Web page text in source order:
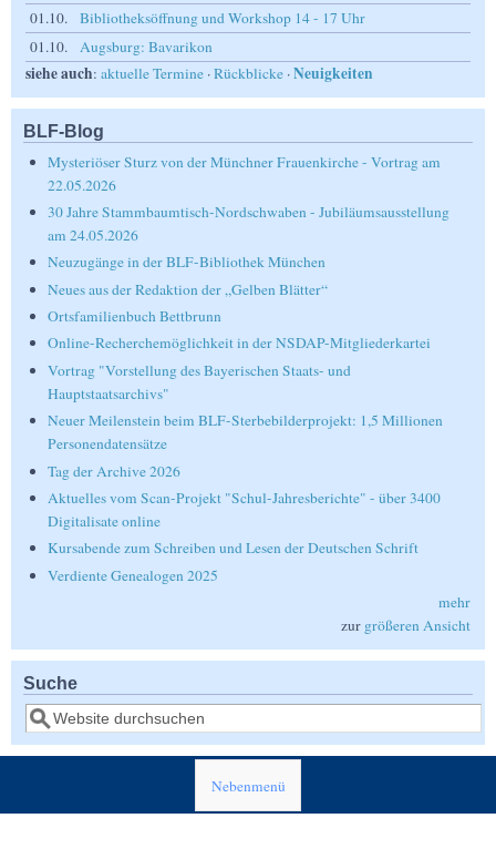
01.10.
Bibliotheksöffnung und Workshop 14 - 17 Uhr
01.10.
Augsburg: Bavarikon
siehe auch: aktuelle Termine ·Rückblicke ·Neuigkeiten
BLF-Blog
Mysteriöser Sturz von der Münchner Frauenkirche - Vortrag am
22.05.2026
30 Jahre Stammbaumtisch-Nordschwaben - Jubiläumsausstellung
am 24.05.2026
Neuzugänge in der BLF-Bibliothek München
Neues aus der Redaktion der „Gelben Blätter“
Ortsfamilienbuch Bettbrunn
Online-Recherchemöglichkeit in der NSDAP-Mitgliederkartei
Vortrag "Vorstellung des Bayerischen Staats- und
Hauptstaatsarchivs"
Neuer Meilenstein beim BLF-Sterbebilderprojekt: 1,5 Millionen
Personendatensätze
Tag der Archive 2026
Aktuelles vom Scan-Projekt "Schul-Jahresberichte" - über 3400
Digitalisate online
Kursabende zum Schreiben und Lesen der Deutschen Schrift
Verdiente Genealogen 2025
mehr
zur größeren Ansicht
Suche
Suche
Nebenmenü